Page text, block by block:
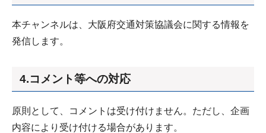
本チャンネルは、大阪府交通対策協議会に関する情報を
発信します。
4.コメント等への対応
原則として、コメントは受け付けません。ただし、企画
内容により受け付ける場合があります。